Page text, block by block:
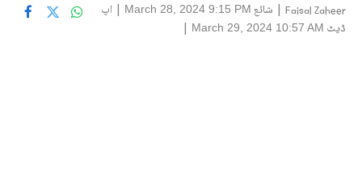
Faisal Zaheer
| شائع March 28, 2024 9:15 PM
| اپ
ڈیٹ March 29, 2024 10:57 AM
|